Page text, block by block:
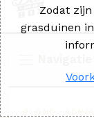
Zodat
grasduinen